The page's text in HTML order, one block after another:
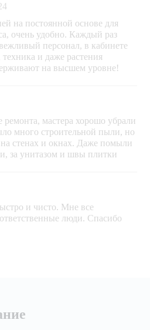
на постоянной основе для
очень удобно. Каждый раз
персонал, в кабинете
и даже растения
на высшем уровне!
ремонта, мастера хорошо убрали
много строительной пыли, но
стенах и окнах. Даже помыли
за унитазом и швы плитки
и чисто. Мне все
люди. Спасибо